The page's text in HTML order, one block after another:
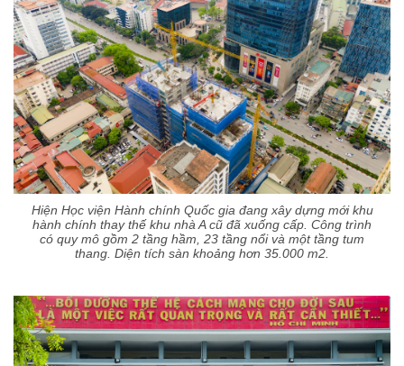
Hiện Học viện Hành chính Quốc gia đang xây dựng mới khu
hành chính thay thế khu nhà A cũ đã xuống cấp. Công trình
có quy mô gồm 2 tầng hầm, 23 tầng nổi và một tầng tum
thang. Diện tích sàn khoảng hơn 35.000 m2.